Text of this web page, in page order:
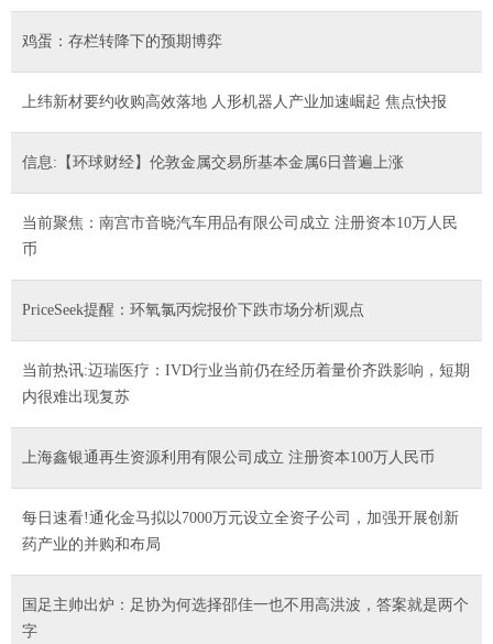
鸡蛋：存栏转降下的预期博弈
上纬新材要约收购高效落地 人形机器人产业加速崛起 焦点快报
信息:【环球财经】伦敦金属交易所基本金属6日普遍上涨
当前聚焦：南宫市音晓汽车用品有限公司成立 注册资本10万人民
币
PriceSeek提醒：环氧氯丙烷报价下跌市场分析|观点
当前热讯:迈瑞医疗：IVD行业当前仍在经历着量价齐跌影响，短期
内很难出现复苏
上海鑫银通再生资源利用有限公司成立 注册资本100万人民币
每日速看!通化金马拟以7000万元设立全资子公司，加强开展创新
药产业的并购和布局
国足主帅出炉：足协为何选择邵佳一也不用高洪波，答案就是两个
字